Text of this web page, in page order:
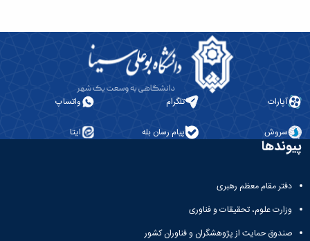
آپارات تلگرام واتساپ
سروش پیام رسان بله ایتا
پیوندها
دفتر مقام معظم رهبری
وزارت علوم، تحقیقات و فناوری
صندوق حمایت از پژوهشگران و فناوران کشور